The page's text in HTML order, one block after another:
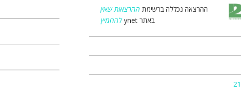
ההרצאה נכללה ברשימת ההרצאות שאין
להחמיץ
ynet באתר